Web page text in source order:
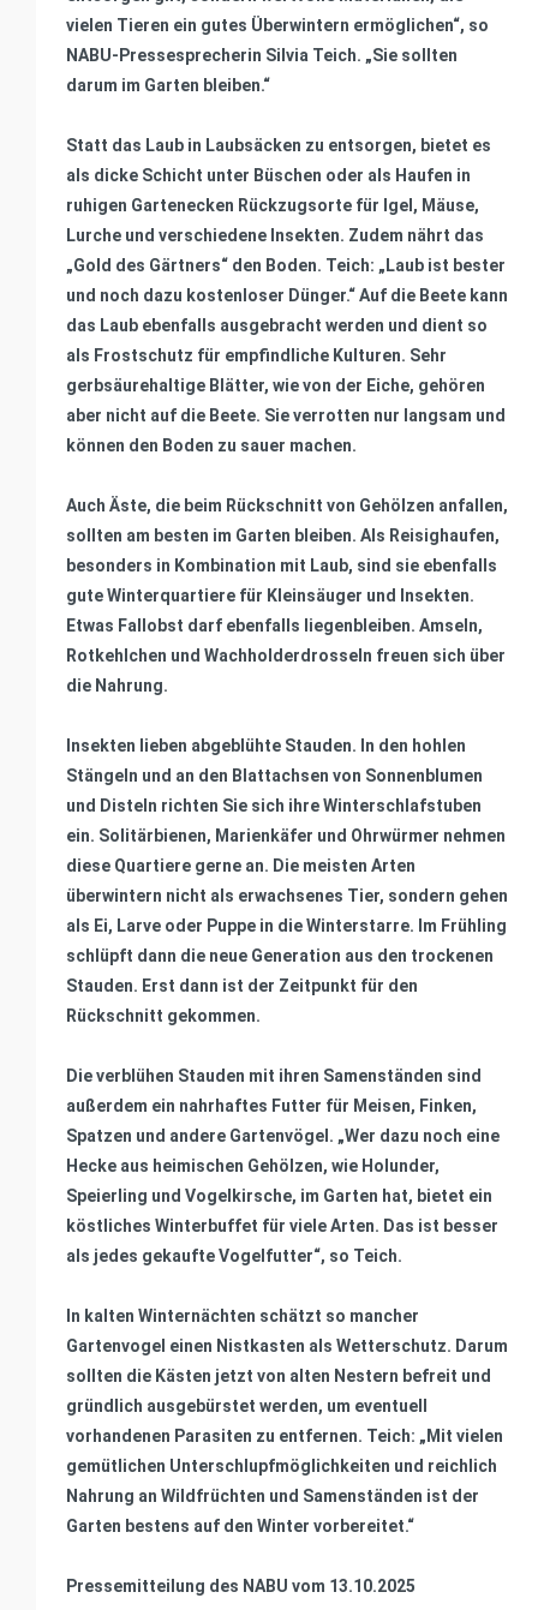
vielen Tieren ein gutes Überwintern ermöglichen“, so
NABU-Pressesprecherin Silvia Teich. „Sie sollten
darum im Garten bleiben.“
Statt das Laub in Laubsäcken zu entsorgen, bietet es
als dicke Schicht unter Büschen oder als Haufen in
ruhigen Gartenecken Rückzugsorte für Igel, Mäuse,
Lurche und verschiedene Insekten. Zudem nährt das
„Gold des Gärtners“ den Boden. Teich: „Laub ist bester
und noch dazu kostenloser Dünger.“ Auf die Beete kann
das Laub ebenfalls ausgebracht werden und dient so
als Frostschutz für empfindliche Kulturen. Sehr
gerbsäurehaltige Blätter, wie von der Eiche, gehören
aber nicht auf die Beete. Sie verrotten nur langsam und
können den Boden zu sauer machen.
Auch Äste, die beim Rückschnitt von Gehölzen anfallen,
sollten am besten im Garten bleiben. Als Reisighaufen,
besonders in Kombination mit Laub, sind sie ebenfalls
gute Winterquartiere für Kleinsäuger und Insekten.
Etwas Fallobst darf ebenfalls liegenbleiben. Amseln,
Rotkehlchen und Wachholderdrosseln freuen sich über
die Nahrung.
Insekten lieben abgeblühte Stauden. In den hohlen
Stängeln und an den Blattachsen von Sonnenblumen
und Disteln richten Sie sich ihre Winterschlafstuben
ein. Solitärbienen, Marienkäfer und Ohrwürmer nehmen
diese Quartiere gerne an. Die meisten Arten
überwintern nicht als erwachsenes Tier, sondern gehen
als Ei, Larve oder Puppe in die Winterstarre. Im Frühling
schlüpft dann die neue Generation aus den trockenen
Stauden. Erst dann ist der Zeitpunkt für den
Rückschnitt gekommen.
Die verblühen Stauden mit ihren Samenständen sind
außerdem ein nahrhaftes Futter für Meisen, Finken,
Spatzen und andere Gartenvögel. „Wer dazu noch eine
Hecke aus heimischen Gehölzen, wie Holunder,
Speierling und Vogelkirsche, im Garten hat, bietet ein
köstliches Winterbuffet für viele Arten. Das ist besser
als jedes gekaufte Vogelfutter“, so Teich.
In kalten Winternächten schätzt so mancher
Gartenvogel einen Nistkasten als Wetterschutz. Darum
sollten die Kästen jetzt von alten Nestern befreit und
gründlich ausgebürstet werden, um eventuell
vorhandenen Parasiten zu entfernen. Teich: „Mit vielen
gemütlichen Unterschlupfmöglichkeiten und reichlich
Nahrung an Wildfrüchten und Samenständen ist der
Garten bestens auf den Winter vorbereitet.“
Pressemitteilung des NABU vom 13.10.2025